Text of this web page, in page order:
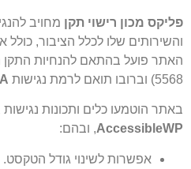
פליקס מכון רישוי תקן מחויב
והשירותים שלו לכלל הציבור, כולל
האתר פועל בהתאם להנחיות התקן
5568) וברובו תואם לרמת נגישות
באתר הוטמעו כלים ותכונות
AccessibleWP, ובהם:
אפשרות לשינוי גודל הטקסט.